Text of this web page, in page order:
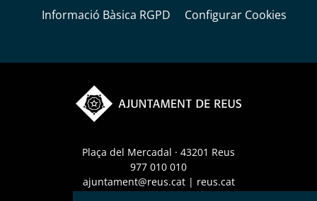
Informació Bàsica RGPD
Configurar Cookies
Plaça del Mercadal · 43201 Reus
977 010 010
ajuntament@reus.cat| reus.cat